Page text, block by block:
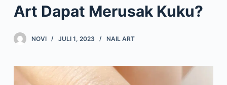
c
n
e
Art Dapat Merusak Kuku?
NOVI JULI 1, 2023 NAIL ART